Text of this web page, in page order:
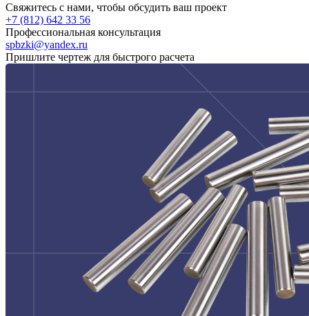
Свяжитесь с нами, чтобы обсудить ваш проект
+7 (812) 642 33 56
Профессиональная консультация
spbzki@yandex.ru
Пришлите чертеж для быстрого расчета